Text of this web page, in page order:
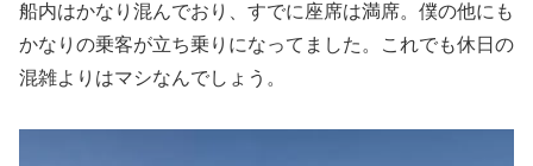
船内はかなり混んでおり、すでに座席は満席。僕の他にも
かなりの乗客が立ち乗りになってました。これでも休日の
混雑よりはマシなんでしょう。